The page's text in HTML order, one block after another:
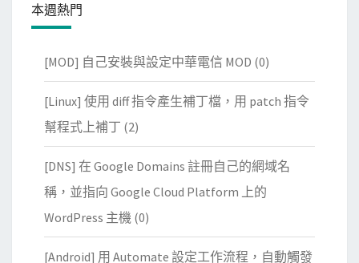
本週熱門
[MOD] 自己安裝與設定中華電信 MOD (0)
[Linux] 使用 diff 指令產生補丁檔，用 patch 指令
幫程式上補丁 (2)
[DNS] 在 Google Domains 註冊自己的網域名
稱，並指向 Google Cloud Platform 上的
WordPress 主機 (0)
[Android] 用 Automate 設定工作流程，自動觸發